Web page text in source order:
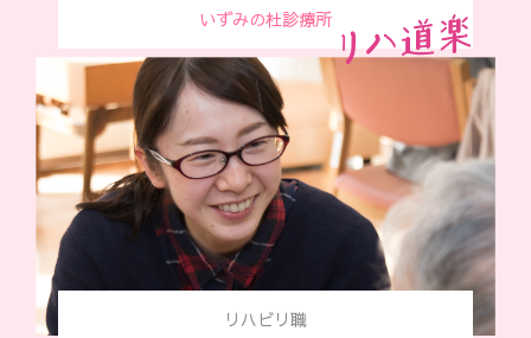
いずみの杜診療所
リハビリ職